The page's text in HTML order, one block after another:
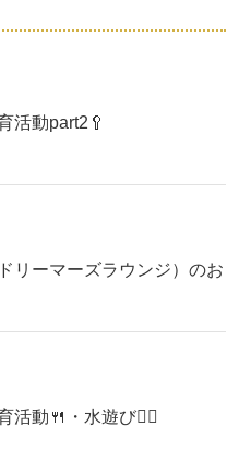
活動part2🥄
リーマーズラウンジ）のお
活動🍴・水遊び🏊‍♂️